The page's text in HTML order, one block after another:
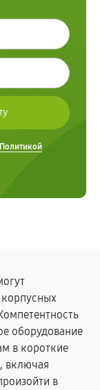
Политикой
оборудование
в короткие
включая
в